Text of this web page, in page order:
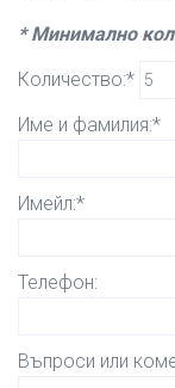
* Минимално
Количество:*
Име и фамилия:*
Имейл:*
Телефон:
Въпроси или